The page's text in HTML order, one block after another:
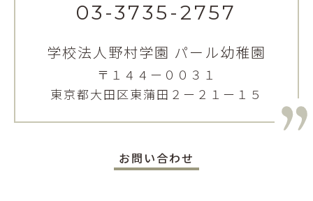
03-3735-2757
学校法人野村学園 パール幼稚園
〒１４４ー００３１
東京都大田区東蒲田２ー２１ー１５
お問い合わせ